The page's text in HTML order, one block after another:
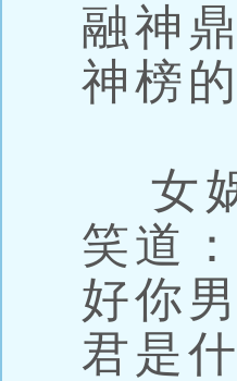
融神
神榜
女娲
笑道
好你
君是